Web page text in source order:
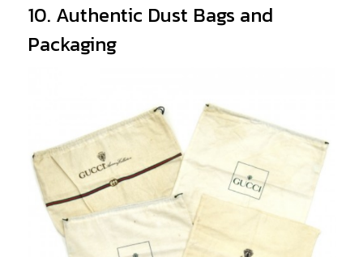
10. Authentic Dust Bags and
Packaging